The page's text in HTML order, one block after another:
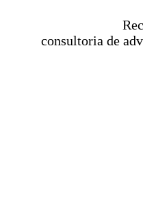
consultoria de